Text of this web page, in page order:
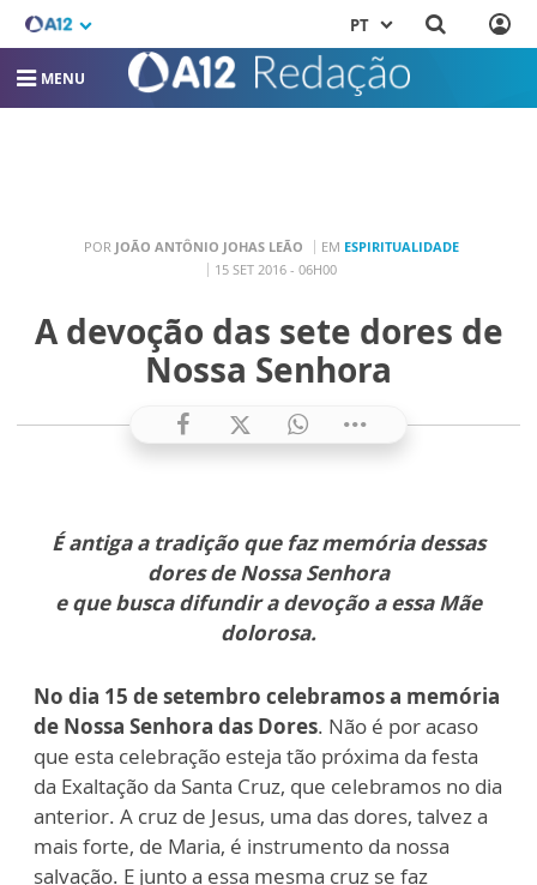
PT
MENU
POR JOÃO ANTÔNIO JOHAS LEÃO EM ESPIRITUALIDADE
15 SET 2016 - 06H00
A devoção das sete dores de
Nossa Senhora
É antiga a tradição que faz memória dessas
dores de Nossa Senhora
e que busca difundir a devoção a essa Mãe
dolorosa.
No dia 15 de setembro celebramos a memória
de Nossa Senhora das Dores. Não é por acaso
que esta celebração esteja tão próxima da festa
da Exaltação da Santa Cruz, que celebramos no dia
anterior. A cruz de Jesus, uma das dores, talvez a
mais forte, de Maria, é instrumento da nossa
salvação. E junto a essa mesma cruz se faz